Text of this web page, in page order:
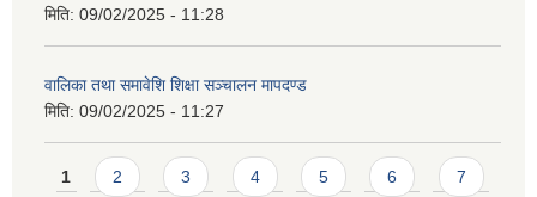
मिति: 09/02/2025 - 11:28
वालिका तथा समावेशि शिक्षा सञ्चालन मापदण्ड
मिति: 09/02/2025 - 11:27
Pages
1 2 3 4 5 6 7